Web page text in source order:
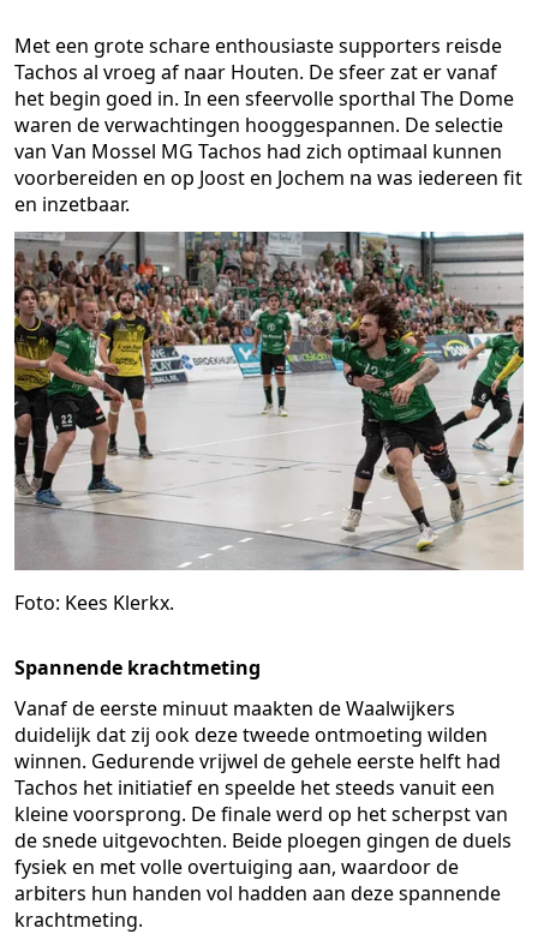
Met een grote schare enthousiaste supporters reisde
Tachos al vroeg af naar Houten. De sfeer zat er vanaf
het begin goed in. In een sfeervolle sporthal The Dome
waren de verwachtingen hooggespannen. De selectie
van Van Mossel MG Tachos had zich optimaal kunnen
voorbereiden en op Joost en Jochem na was iedereen fit
en inzetbaar.
Foto: Kees Klerkx.
Spannende krachtmeting
Vanaf de eerste minuut maakten de Waalwijkers
duidelijk dat zij ook deze tweede ontmoeting wilden
winnen. Gedurende vrijwel de gehele eerste helft had
Tachos het initiatief en speelde het steeds vanuit een
kleine voorsprong. De finale werd op het scherpst van
de snede uitgevochten. Beide ploegen gingen de duels
fysiek en met volle overtuiging aan, waardoor de
arbiters hun handen vol hadden aan deze spannende
krachtmeting.